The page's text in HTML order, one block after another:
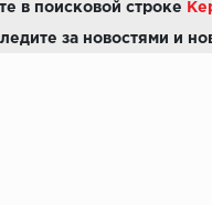
в поисковой строке
за новостями и